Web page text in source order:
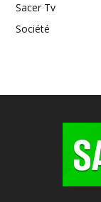
Sacer Tv
Société